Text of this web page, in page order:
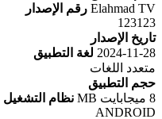
Elahmad TV رقم الإصدار
123123
تاريخ الإصدار
2024-11-28 لغة التطبيق
متعدد اللغات
حجم التطبيق
8 ميجابايت MB
نظام التشغيل
ANDROID